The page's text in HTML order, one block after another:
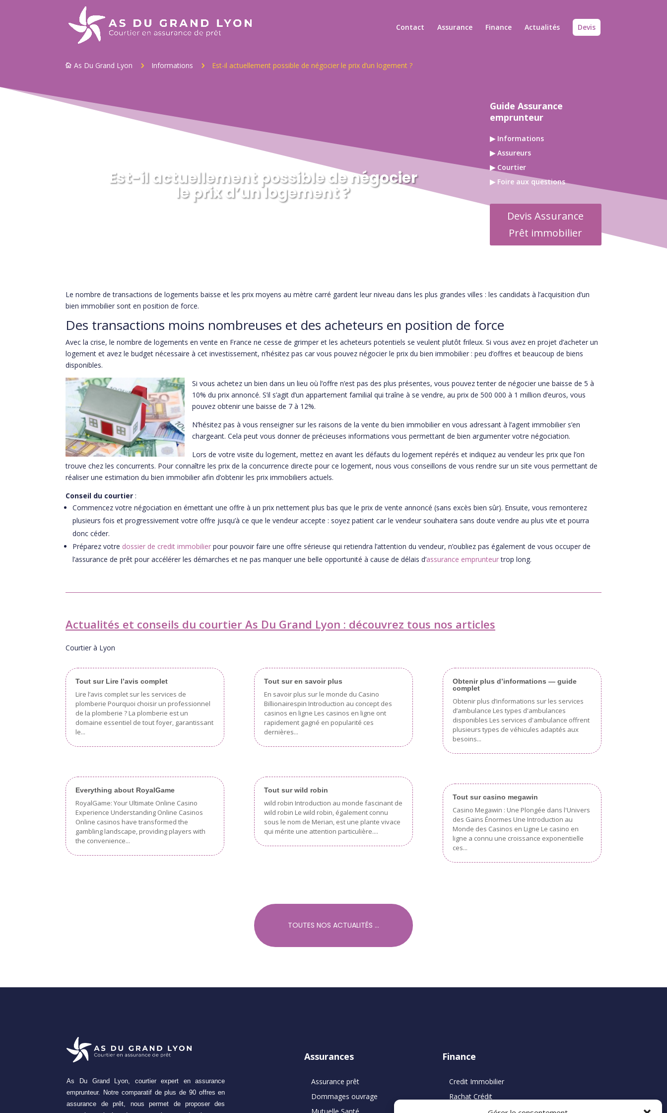
Contact Assurance Finance Actualités Devis
 As Du Grand Lyon 5 Informations 5 Est-il actuellement possible de négocier le prix d’un logement ?
Est-il actuellement possible de négocier
le prix d’un logement ?
Guide Assurance
emprunteur
▶ Informations
▶ Assureurs
▶ Courtier
▶ Foire aux questions
Devis Assurance
Prêt immobilier
Le nombre de transactions de logements baisse et les prix moyens au mètre carré gardent leur niveau dans les plus grandes villes : les candidats à l’acquisition d’un
bien immobilier sont en position de force.
Des transactions moins nombreuses et des acheteurs en position de force
Avec la crise, le nombre de logements en vente en France ne cesse de grimper et les acheteurs potentiels se veulent plutôt frileux. Si vous avez en projet d’acheter un
logement et avez le budget nécessaire à cet investissement, n’hésitez pas car vous pouvez négocier le prix du bien immobilier : peu d’offres et beaucoup de biens
disponibles.
Si vous achetez un bien dans un lieu où l’offre n’est pas des plus présentes, vous pouvez tenter de négocier une baisse de 5 à
10% du prix annoncé. S’il s’agit d’un appartement familial qui traîne à se vendre, au prix de 500 000 à 1 million d’euros, vous
pouvez obtenir une baisse de 7 à 12%.
N’hésitez pas à vous renseigner sur les raisons de la vente du bien immobilier en vous adressant à l’agent immobilier s’en
chargeant. Cela peut vous donner de précieuses informations vous permettant de bien argumenter votre négociation.
Lors de votre visite du logement, mettez en avant les défauts du logement repérés et indiquez au vendeur les prix que l’on
trouve chez les concurrents. Pour connaître les prix de la concurrence directe pour ce logement, nous vous conseillons de vous rendre sur un site vous permettant de
réaliser une estimation du bien immobilier afin d’obtenir les prix immobiliers actuels.
Conseil du courtier :
Commencez votre négociation en émettant une offre à un prix nettement plus bas que le prix de vente annoncé (sans excès bien sûr). Ensuite, vous remonterez
plusieurs fois et progressivement votre offre jusqu’à ce que le vendeur accepte : soyez patient car le vendeur souhaitera sans doute vendre au plus vite et pourra
donc céder.
Préparez votre dossier de credit immobilier pour pouvoir faire une offre sérieuse qui retiendra l’attention du vendeur, n’oubliez pas également de vous occuper de
l’assurance de prêt pour accélérer les démarches et ne pas manquer une belle opportunité à cause de délais d’assurance emprunteurtrop long.
Actualités et conseils du courtier As Du Grand Lyon : découvrez tous nos articles
Courtier à Lyon
Tout sur Lire l’avis complet
Lire l’avis complet sur les services de
plomberie Pourquoi choisir un professionnel
de la plomberie ? La plomberie est un
domaine essentiel de tout foyer, garantissant
le...
Everything about RoyalGame
RoyalGame: Your Ultimate Online Casino
Experience Understanding Online Casinos
Online casinos have transformed the
gambling landscape, providing players with
the convenience...
Tout sur en savoir plus
En savoir plus sur le monde du Casino
Billionairespin Introduction au concept des
casinos en ligne Les casinos en ligne ont
rapidement gagné en popularité ces
dernières...
Tout sur wild robin
wild robin Introduction au monde fascinant de
wild robin Le wild robin, également connu
sous le nom de Merian, est une plante vivace
qui mérite une attention particulière....
Obtenir plus d’informations — guide
complet
Obtenir plus d’informations sur les services
d’ambulance Les types d'ambulances
disponibles Les services d'ambulance offrent
plusieurs types de véhicules adaptés aux
besoins...
Tout sur casino megawin
Casino Megawin : Une Plongée dans l'Univers
des Gains Énormes Une Introduction au
Monde des Casinos en Ligne Le casino en
ligne a connu une croissance exponentielle
ces...
TOUTES NOS ACTUALITÉS ...
As Du Grand Lyon, courtier expert en assurance
emprunteur. Notre comparatif de plus de 90 offres en
assurance de prêt, nous permet de proposer des
Assurances
Assurance prêt
Dommages ouvrage
Finance
Credit Immobilier
Rachat Crédit